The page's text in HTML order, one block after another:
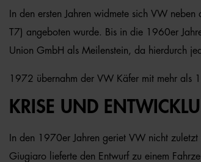
In den ersten Jahren widmete sich VW
T7) angeboten wurde. Bis in die 1960er
Union GmbH als Meilenstein, da hierdurch
1972 übernahm der VW Käfer mit mehr als
KRISE UND
In den 1970er Jahren geriet VW nicht
Giugiaro lieferte den Entwurf zu einem